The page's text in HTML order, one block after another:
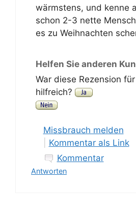
wärmstens, und kenne
schon 2-3 nette
es zu Weihnachten
Helfen Sie anderen
War diese Rezension
hilfreich?
Missbrauch melden
Kommentar als Link
Kommentar
Antworten